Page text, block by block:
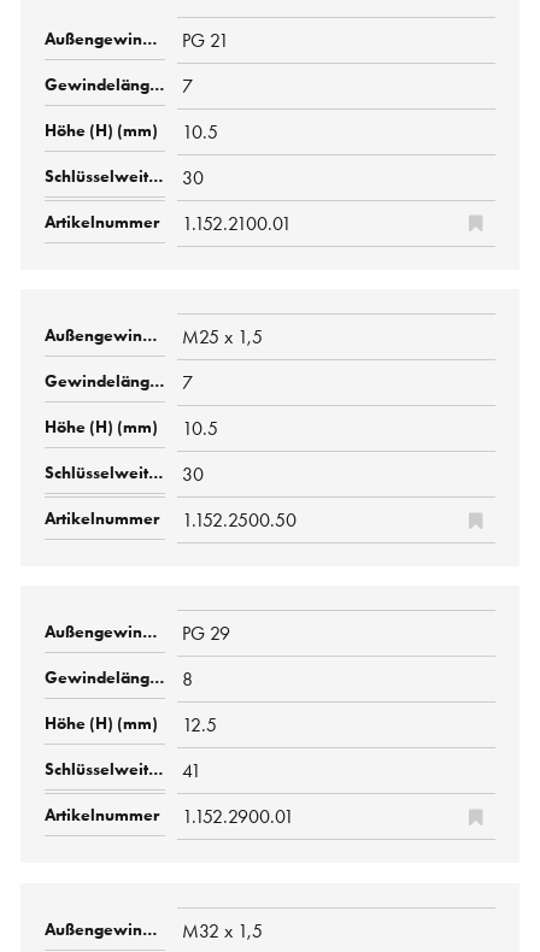
PG 21
7
10.5
30
1.152.2100.01
M25 x 1,5
7
10.5
30
1.152.2500.50
PG 29
8
12.5
41
1.152.2900.01
M32 x 1,5